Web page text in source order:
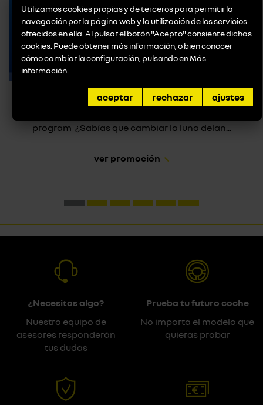
Promoción Luna Delantera
program ¿Sabías que cambiar la luna delan...
ver promoción
Utilizamos cookies propias y de terceros para permitir la
navegación por la página web y la utilización de los servicios
ofrecidos en ella. Al pulsar el botón "Acepto" consiente dichas
cookies. Puede obtener más información, o bien conocer
cómo cambiar la configuración, pulsando enMás
información
aceptar rechazar ajustes
¿Necesitas algo?
Nuestro equipo de
asesores responderán
tus dudas
Prueba tu futuro coche
No importa el modelo que
quieras probar